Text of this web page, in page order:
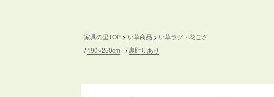
家具の里TOP い草商品
い草ラグ・花ござ
190×250cm
裏貼りあり